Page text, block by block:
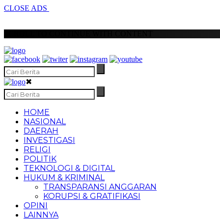
CLOSE ADS
✖
HOME
NASIONAL
DAERAH
INVESTIGASI
RELIGI
POLITIK
TEKNOLOGI & DIGITAL
HUKUM & KRIMINAL
TRANSPARANSI ANGGARAN
KORUPSI & GRATIFIKASI
OPINI
LAINNYA